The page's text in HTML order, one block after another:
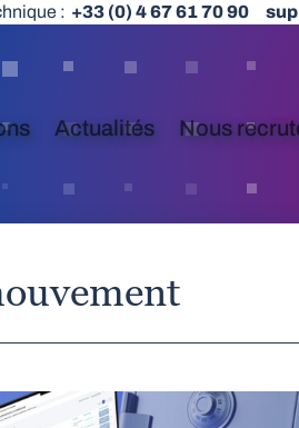
: +33 (0) 4 67 61 70 90
Actualités Nous